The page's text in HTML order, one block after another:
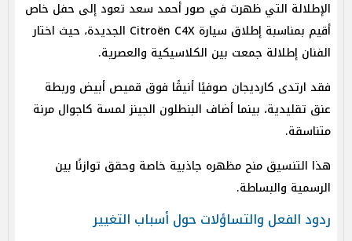
الإطلالة التي ظهرت في صور أحمد سعد تعود إلى حفل خاص
أقيم بمناسبة إطلاق سيارة Citroën C4X الجديدة، حيث اختار
الفنان إطلالة جمعت بين الكلاسيكية والعصرية.
فقد ارتدى كارديجان صوفيًا أنيقًا فوق قميص أبيض وربطة
عنق تقليدية، بينما أضاف البنطلون الجينز لمسة كاجوال مرنة
متناسقة.
هذا التنسيق منح مظهره جاذبية خاصة وحقق توازنًا بين
الرسمية والبساطة.
ردود الفعل والتساؤلات حول أسباب التغيير